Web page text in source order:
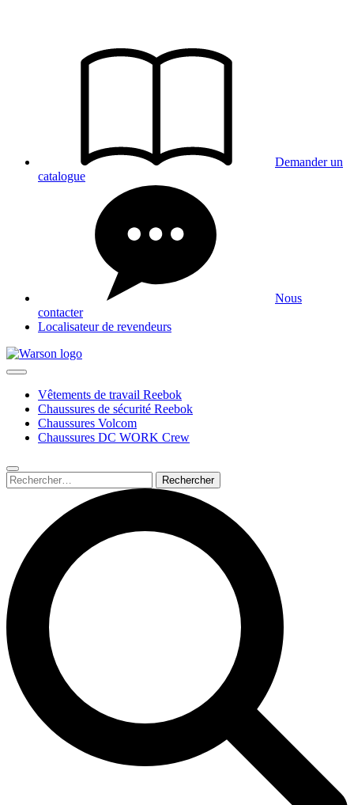
Demander un
catalogue
Nous
contacter
Localisateur de revendeurs
Vêtements de travail Reebok
Chaussures de sécurité Reebok
Chaussures Volcom
Chaussures DC WORK Crew
Rechercher :
Submit
search